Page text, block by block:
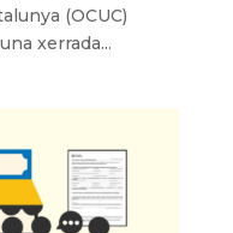
(OCUC)
xerrada...